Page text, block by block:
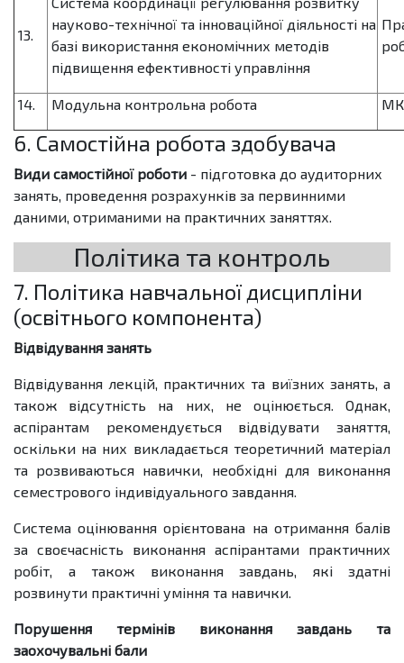
13.
науково-технічної та інноваційної діяльності на
базі використання економічних методів
підвищення ефективності управління
14. Модульна контрольна робота
6. Самостійна робота здобувача
Види самостійної роботи - підготовка до аудиторних
занять, проведення розрахунків за первинними
даними, отриманими на практичних заняттях.
Політика та контроль
7. Політика навчальної дисципліни
(освітнього компонента)
Відвідування занять
Відвідування лекцій, практичних та виїзних занять, а
також відсутність на них, не оцінюється. Однак,
аспірантам рекомендується відвідувати заняття,
оскільки на них викладається теоретичний матеріал
та розвиваються навички, необхідні для виконання
семестрового індивідуального завдання.
Система оцінювання орієнтована на отримання балів
за своєчасність виконання аспірантами практичних
робіт, а також виконання завдань, які здатні
розвинути практичні уміння та навички.
Порушення термінів виконання завдань та
заохочувальні бали